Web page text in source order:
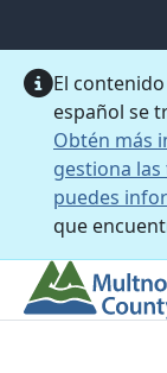
El
español se
Obtén más
gestiona
puedes
que